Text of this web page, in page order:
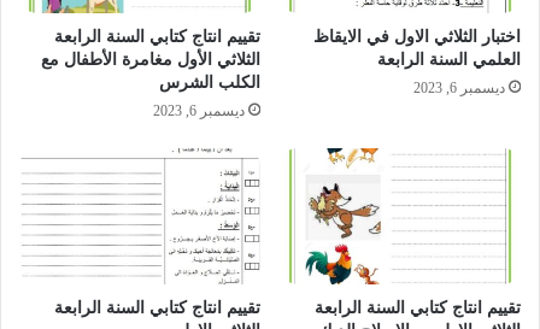
اختبار الثلاثي الاول في الايقاظ
العلمي السنة الرابعة
ديسمبر 6, 2023
تقييم انتاج كتابي السنة الرابعة
الثلاثي الأول مغامرة الأطفال مع
الكلب الشرس
ديسمبر 6, 2023
تقييم انتاج كتابي السنة الرابعة
تقييم انتاج كتابي السنة الرابعة